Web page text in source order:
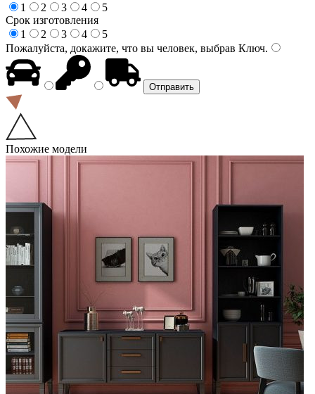
1
2 3 4
5
Срок изготовления
1
2 3 4
5
Пожалуйста, докажите, что вы человек, выбрав Ключ.
Похожие модели